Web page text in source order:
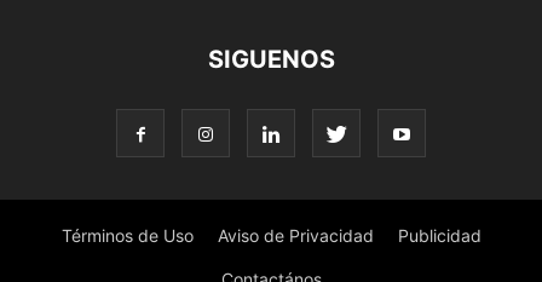
SIGUENOS
Términos de Uso Aviso de Privacidad Publicidad